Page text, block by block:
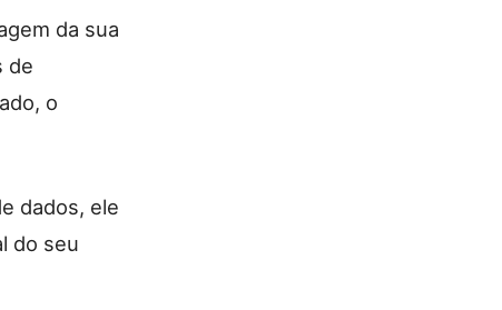
da sua
de
o
dados, ele
do seu